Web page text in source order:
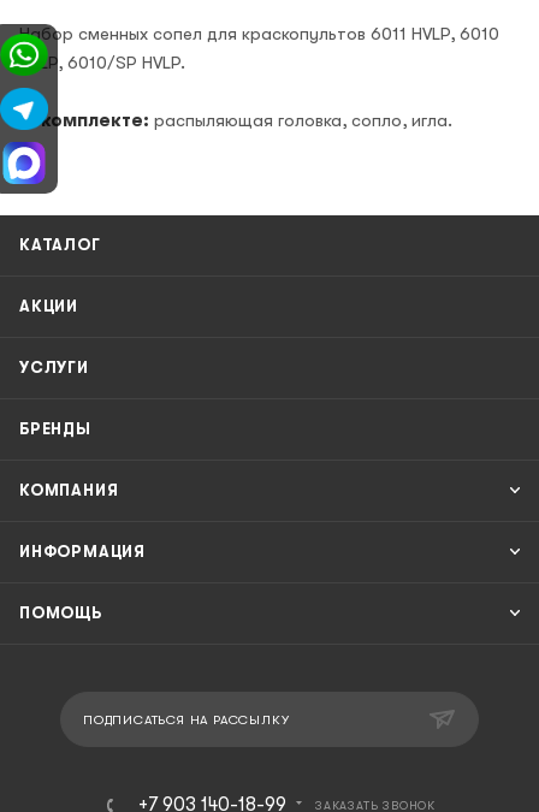
Набор сменных сопел для краскопультов 6011 HVLP, 6010
HVLP, 6010/SP HVLP.
В комплекте: распыляющая головка, сопло, игла.
КАТАЛОГ
АКЦИИ
УСЛУГИ
БРЕНДЫ
КОМПАНИЯ
ИНФОРМАЦИЯ
ПОМОЩЬ
ПОДПИСАТЬСЯ НА РАССЫЛКУ
+7 903 140-18-99 ЗАКАЗАТЬ ЗВОНОК